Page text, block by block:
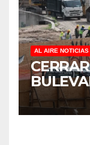
AL AIRE NOTICIAS
PARA
ANTES